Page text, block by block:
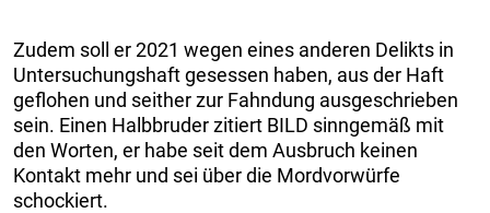
Zudem soll er 2021 wegen eines anderen Delikts in
Untersuchungshaft gesessen haben, aus der Haft
geflohen und seither zur Fahndung ausgeschrieben
sein. Einen Halbbruder zitiert BILD sinngemäß mit
den Worten, er habe seit dem Ausbruch keinen
Kontakt mehr und sei über die Mordvorwürfe
schockiert.